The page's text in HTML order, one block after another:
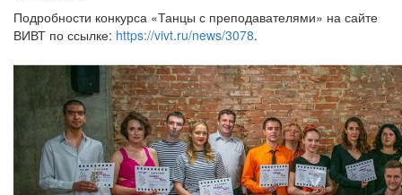
Подробности конкурса «Танцы с преподавателями» на сайте
ВИВТ по ссылке: https://vivt.ru/news/3078.